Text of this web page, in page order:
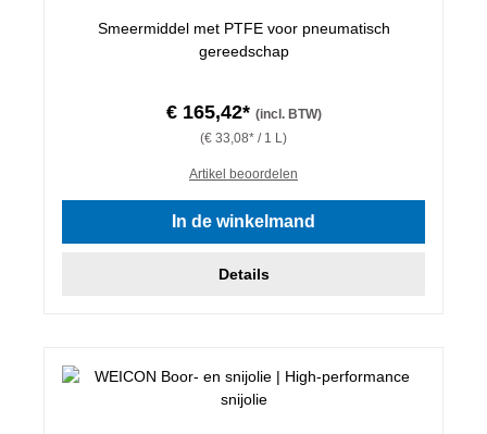
Smeermiddel met PTFE voor pneumatisch
gereedschap
€ 165,42* (incl. BTW)
(€ 33,08* / 1 L)
Artikel beoordelen
In de winkelmand
Details